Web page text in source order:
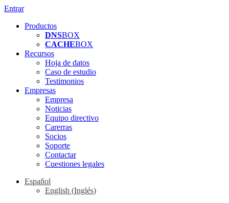
Entrar
Productos
DNSBOX
CACHEBOX
Recursos
Hoja de datos
Caso de estudio
Testimonios
Empresas
Empresa
Noticias
Equipo directivo
Carerras
Socios
Soporte
Contactar
Cuestiones legales
Español
English (Inglés)